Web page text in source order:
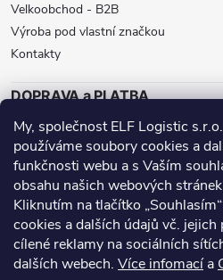
My, společnost ELF Logistic
používáme soubory cookies a
funkčnosti webu a s Vaším
obsahu našich webových
Kliknutím na tlačítko
cookies a dalších údajů vč.
cílené reklamy na sociálních
dalších webech. Více infomacía
Velkoobchod - B2B
Výroba pod vlastní značkou
Kontakty
DOPRAVA a PLATBA
ZÁSILKOVNA BALÍKOVNA GLS
DPD
Přijímáme online platby